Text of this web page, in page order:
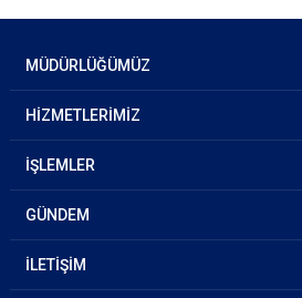
MÜDÜRLÜĞÜMÜZ
HİZMETLERİMİZ
İŞLEMLER
GÜNDEM
İLETİŞİM